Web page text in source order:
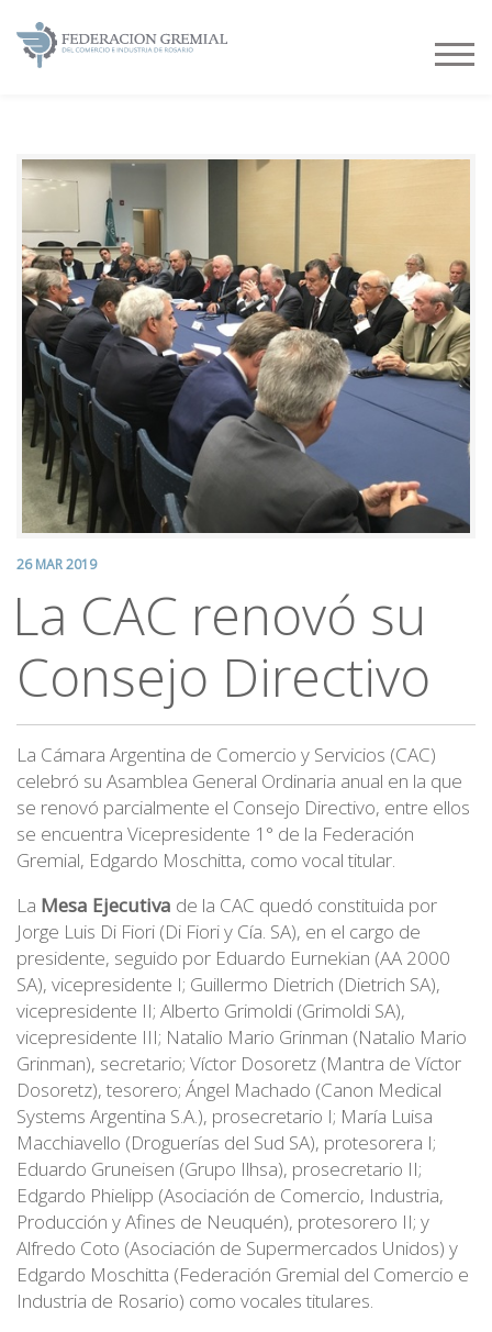
26 MAR 2019
La CAC renovó su
Consejo Directivo
La Cámara Argentina de Comercio y Servicios (CAC)
celebró su Asamblea General Ordinaria anual en la que
se renovó parcialmente el Consejo Directivo, entre ellos
se encuentra Vicepresidente 1° de la Federación
Gremial, Edgardo Moschitta, como vocal titular.
La Mesa Ejecutiva de la CAC quedó constituida por
Jorge Luis Di Fiori (Di Fiori y Cía. SA), en el cargo de
presidente, seguido por Eduardo Eurnekian (AA 2000
SA), vicepresidente I; Guillermo Dietrich (Dietrich SA),
vicepresidente II; Alberto Grimoldi (Grimoldi SA),
vicepresidente III; Natalio Mario Grinman (Natalio Mario
Grinman), secretario; Víctor Dosoretz (Mantra de Víctor
Dosoretz), tesorero; Ángel Machado (Canon Medical
Systems Argentina S.A.), prosecretario I; María Luisa
Macchiavello (Droguerías del Sud SA), protesorera I;
Eduardo Gruneisen (Grupo Ilhsa), prosecretario II;
Edgardo Phielipp (Asociación de Comercio, Industria,
Producción y Afines de Neuquén), protesorero II; y
Alfredo Coto (Asociación de Supermercados Unidos) y
Edgardo Moschitta (Federación Gremial del Comercio e
Industria de Rosario) como vocales titulares.